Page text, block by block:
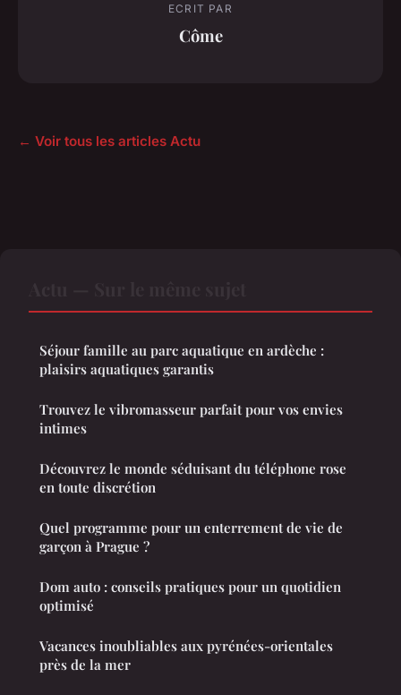
ECRIT PAR
Côme
← Voir tous les articles Actu
Séjour famille au parc aquatique en ardèche :
plaisirs aquatiques garantis
Trouvez le vibromasseur parfait pour vos envies
intimes
Découvrez le monde séduisant du téléphone rose
en toute discrétion
Quel programme pour un enterrement de vie de
garçon à Prague ?
Dom auto : conseils pratiques pour un quotidien
optimisé
Vacances inoubliables aux pyrénées-orientales
près de la mer